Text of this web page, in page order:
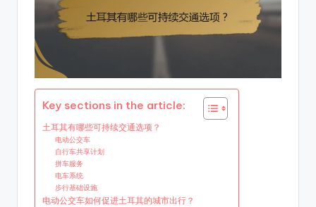
Key sections in the article:
土耳其有哪些可持续交通选项？
电动公交车
自行车共享计划
拼车服务
电车系统
步行基础设施
电动公交车如何促进土耳其的城市出行？